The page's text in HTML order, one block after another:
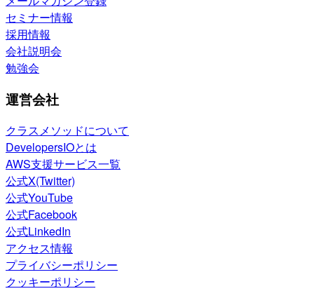
セミナー情報
採用情報
会社説明会
勉強会
運営会社
クラスメソッドについて
DevelopersIOとは
AWS支援サービス一覧
公式X(Twitter)
公式YouTube
公式Facebook
公式LinkedIn
アクセス情報
プライバシーポリシー
クッキーポリシー